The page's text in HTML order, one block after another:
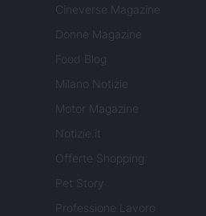
Cineverse Magazine
Donne Magazine
Food Blog
Milano Notizie
Motor Magazine
Notizie.it
Offerte Shopping
Pet Story
Professione Lavoro